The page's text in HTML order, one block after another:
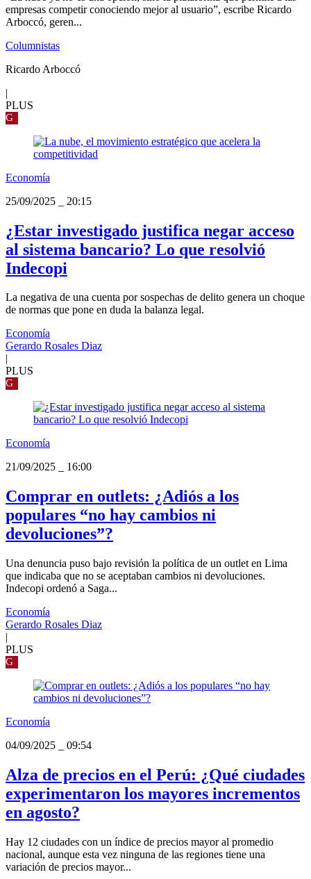
empresas competir conociendo mejor al usuario”, escribe Ricardo
Arboccó, geren...
Columnistas
Ricardo Arboccó
|
PLUS
G
Economía
25/09/2025
20:15
¿Estar investigado justifica negar acceso
al sistema bancario? Lo que resolvió
Indecopi
La negativa de una cuenta por sospechas de delito genera un choque
de normas que pone en duda la balanza legal.
Economía
Gerardo Rosales Diaz
PLUS
G
Economía
21/09/2025
16:00
Comprar en outlets: ¿Adiós a los
populares “no hay cambios ni
devoluciones”?
Una denuncia puso bajo revisión la política de un outlet en Lima
que indicaba que no se aceptaban cambios ni devoluciones.
Indecopi ordenó a Saga...
Economía
Gerardo Rosales Diaz
|
PLUS
G
Economía
04/09/2025
09:54
Alza de precios en el Perú: ¿Qué ciudades
experimentaron los mayores incrementos
en agosto?
Hay 12 ciudades con un índice de precios mayor al promedio
nacional, aunque esta vez ninguna de las regiones tiene una
variación de precios mayor...